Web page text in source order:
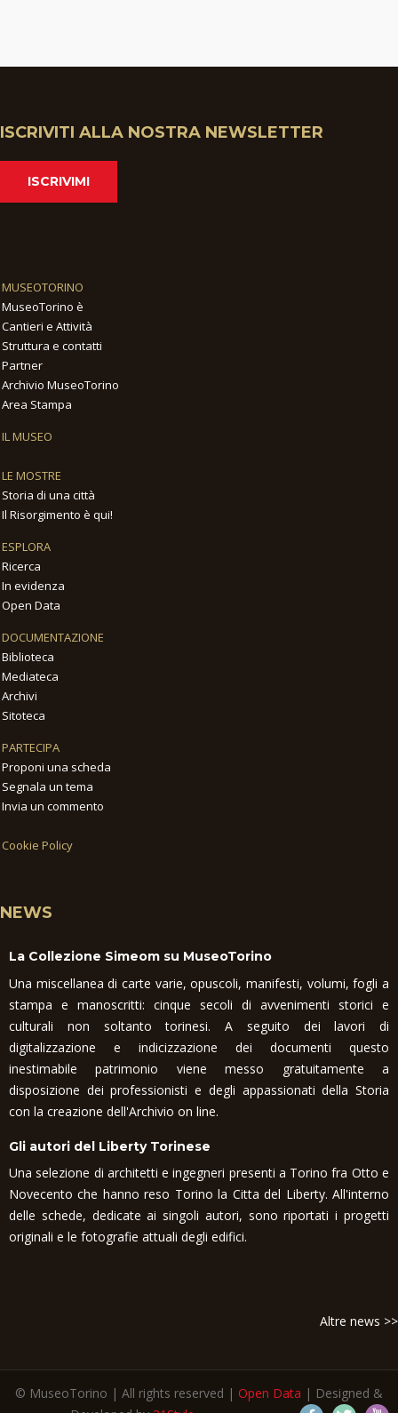
ISCRIVITI ALLA NOSTRA NEWSLETTER
ISCRIVIMI
MUSEOTORINO
MuseoTorino è
Cantieri e Attività
Struttura e contatti
Partner
Archivio MuseoTorino
Area Stampa
IL MUSEO
LE MOSTRE
Storia di una città
Il Risorgimento è qui!
ESPLORA
Ricerca
In evidenza
Open Data
DOCUMENTAZIONE
Biblioteca
Mediateca
Archivi
Sitoteca
PARTECIPA
Proponi una scheda
Segnala un tema
Invia un commento
Cookie Policy
NEWS
La Collezione Simeom su MuseoTorino
Una miscellanea di carte varie, opuscoli, manifesti, volumi, fogli a
stampa e manoscritti: cinque secoli di avvenimenti storici e
culturali non soltanto torinesi. A seguito dei lavori di
digitalizzazione e indicizzazione dei documenti questo
inestimabile patrimonio viene messo gratuitamente a
disposizione dei professionisti e degli appassionati della Storia
con la creazione dell'Archivio on line.
Gli autori del Liberty Torinese
Una selezione di architetti e ingegneri presenti a Torino fra Otto e
Novecento che hanno reso Torino la Citta del Liberty. All'interno
delle schede, dedicate ai singoli autori, sono riportati i progetti
originali e le fotografie attuali degli edifici.
Altre news >>
© MuseoTorino | All rights reserved | Open Data | Designed &